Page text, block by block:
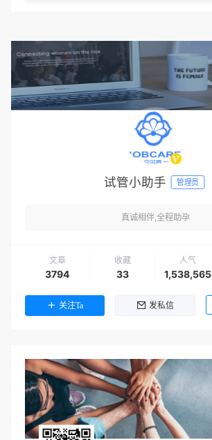
试管小助手 管理员
真诚相伴,全程助孕
文章
3794
收藏
33
人气
1,538,565
关注Ta 发私信